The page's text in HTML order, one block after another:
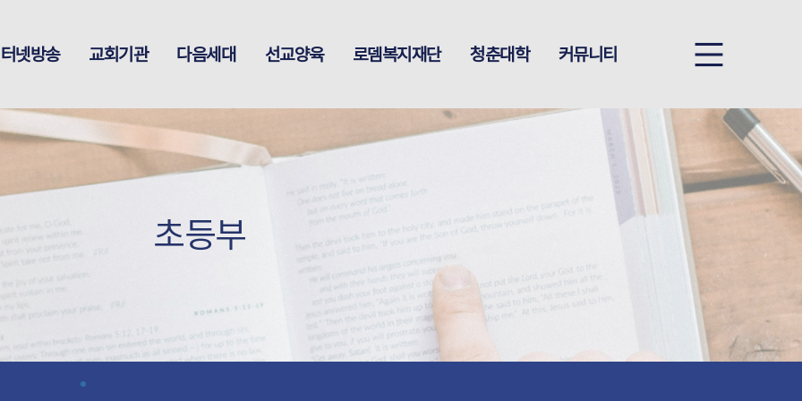
넷방송 교회기관 다음세대 선교양육 로뎀복지재단 청춘대학 커뮤니티
초등부